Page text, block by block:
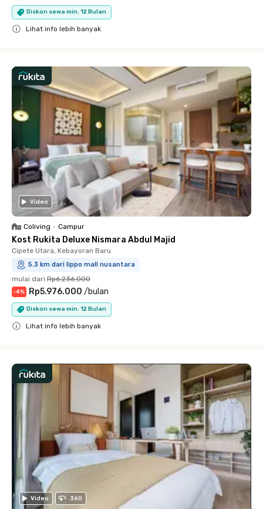
Diskon sewa min. 12 Bulan
Lihat info lebih banyak
Video
Coliving • Campur
Kost Rukita Deluxe Nismara Abdul Majid
Cipete Utara, Kebayoran Baru
5.3 km dari lippo mall nusantara
mulai dari Rp6.236.000
-4% Rp5.976.000 /bulan
Diskon sewa min. 12 Bulan
Lihat info lebih banyak
Video 360